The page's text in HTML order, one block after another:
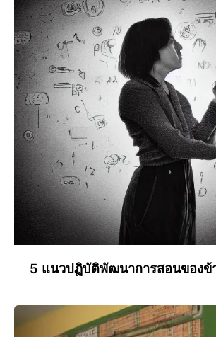
5 แนวปฏิบัติพัฒนาการสอนของข้